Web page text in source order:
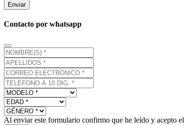
Enviar
Contacto por whatsapp
Al enviar este formulario confirmo que he leído y acepto el